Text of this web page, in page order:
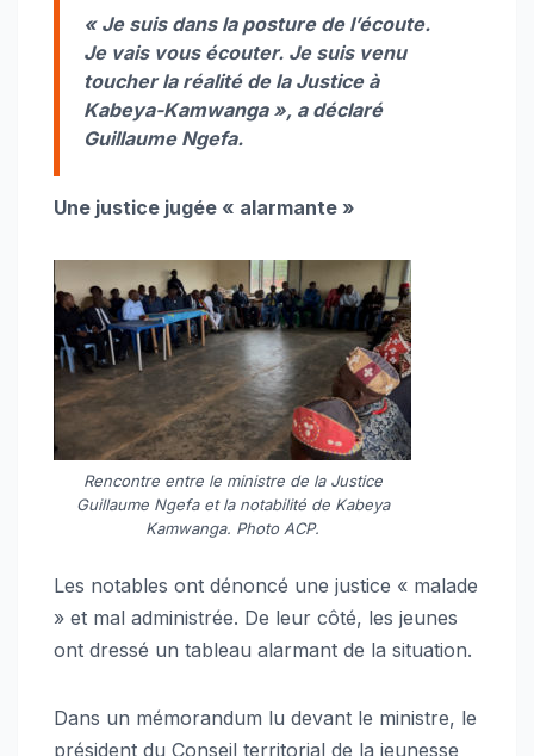
« Je suis dans la posture de l’écoute.
Je vais vous écouter. Je suis venu
toucher la réalité de la Justice à
Kabeya-Kamwanga », a déclaré
Guillaume Ngefa.
Une justice jugée « alarmante »
Rencontre entre le ministre de la Justice
Guillaume Ngefa et la notabilité de Kabeya
Kamwanga. Photo ACP.
Les notables ont dénoncé une justice « malade
» et mal administrée. De leur côté, les jeunes
ont dressé un tableau alarmant de la situation.
Dans un mémorandum lu devant le ministre, le
président du Conseil territorial de la jeunesse